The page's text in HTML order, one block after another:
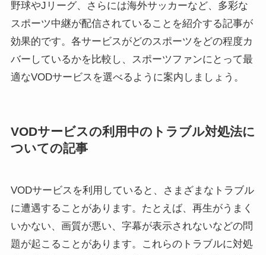
野球やJリーグ、さらには海外サッカーなど、多彩な
スポーツ中継が配信されていることを紹介する記事が
効果的です。各サービスがどのスポーツをどの程度カ
バーしているかを比較し、スポーツファンにとって最
適なVODサービスを選べるように案内しましょう。
VODサービスの利用中のトラブル対処法に
ついての記事
VODサービスを利用していると、さまざまなトラブル
に遭遇することがあります。たとえば、再生がうまく
いかない、画質が悪い、字幕が表示されないなどの問
題が起こることがあります。これらのトラブルに対処